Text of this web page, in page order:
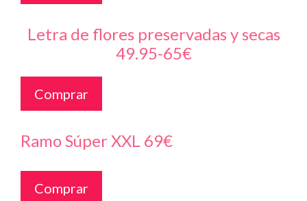
Letra de flores preservadas y secas
49.95-65€
Comprar
Ramo Súper XXL 69€
Comprar